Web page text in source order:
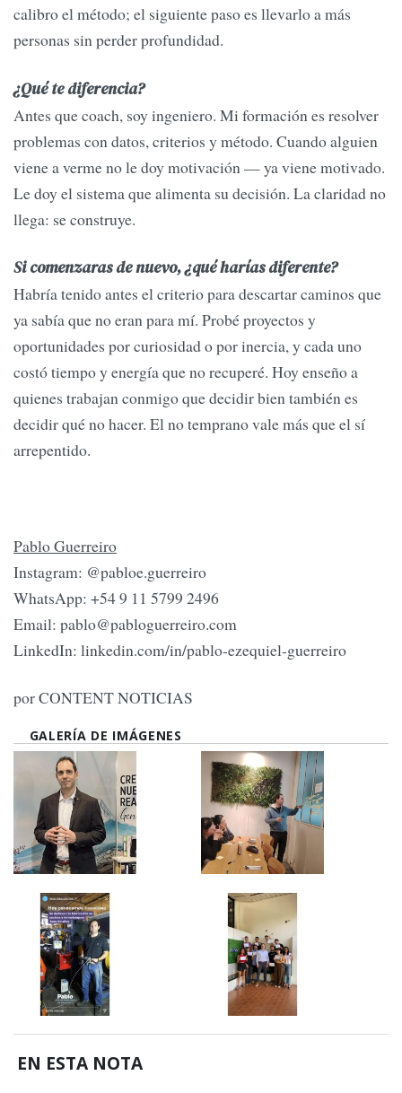
calibro el método; el siguiente paso es llevarlo a más
personas sin perder profundidad.
¿Qué te diferencia?
Antes que coach, soy ingeniero. Mi formación es resolver
problemas con datos, criterios y método. Cuando alguien
viene a verme no le doy motivación — ya viene motivado.
Le doy el sistema que alimenta su decisión. La claridad no
llega: se construye.
Si comenzaras de nuevo, ¿qué harías diferente?
Habría tenido antes el criterio para descartar caminos que
ya sabía que no eran para mí. Probé proyectos y
oportunidades por curiosidad o por inercia, y cada uno
costó tiempo y energía que no recuperé. Hoy enseño a
quienes trabajan conmigo que decidir bien también es
decidir qué no hacer. El no temprano vale más que el sí
arrepentido.
Pablo Guerreiro
Instagram: @pabloe.guerreiro
WhatsApp: +54 9 11 5799 2496
Email: pablo@pabloguerreiro.com
LinkedIn: linkedin.com/in/pablo-ezequiel-guerreiro
por CONTENT NOTICIAS
GALERÍA DE IMÁGENES
EN ESTA NOTA